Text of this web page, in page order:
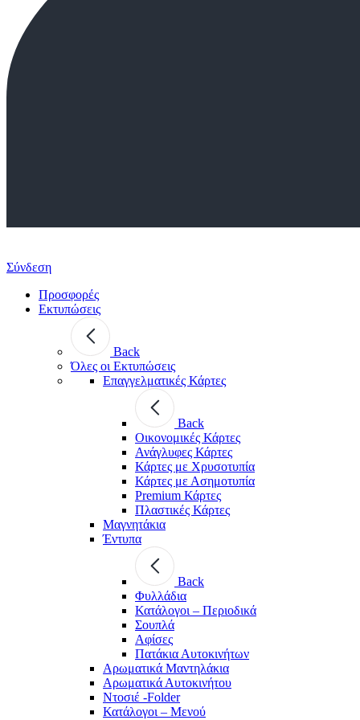
Σύνδεση
Προσφορές
Εκτυπώσεις
Back
Όλες οι Εκτυπώσεις
Επαγγελματικές Κάρτες
Back
Οικονομικές Κάρτες
Ανάγλυφες Κάρτες
Κάρτες με Χρυσοτυπία
Κάρτες με Ασημοτυπία
Premium Κάρτες
Πλαστικές Κάρτες
Μαγνητάκια
Έντυπα
Back
Φυλλάδια
Κατάλογοι – Περιοδικά
Σουπλά
Αφίσες
Πατάκια Αυτοκινήτων
Αρωματικά Μαντηλάκια
Αρωματικά Αυτοκινήτου
Ντοσιέ -Folder
Κατάλογοι – Μενού